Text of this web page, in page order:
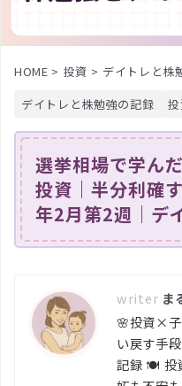
HOME > 投資 > デイトレと株
デイトレと株勉強の記録
選挙相場で学ん
投資｜半分利確
年2月第2週｜デ
ま
🌸投資×子
い戻す手
記録 🍽️ 投